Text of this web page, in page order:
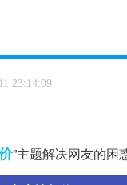
23:14:09
”主题解决网友的困